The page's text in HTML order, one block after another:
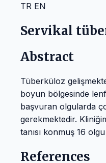
TR EN
Servikal
Abstract
Tüberküloz
boyun bölgesinde
başvuran olgularda
gerekmektedir.
tanısı konmuş 16
References